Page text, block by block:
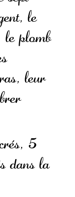
le
plomb
leur
5
dans la